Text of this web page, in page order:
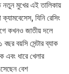
নতুন মুখের এই তালিকায়
যিনি রেসিং
কখনও জাতীয় দলে
বয়সি সেন্টার ব্যাক
এবং ধারে খেলার
বেশ